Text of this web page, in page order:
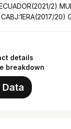
2)
20)
details
breakdown
Data